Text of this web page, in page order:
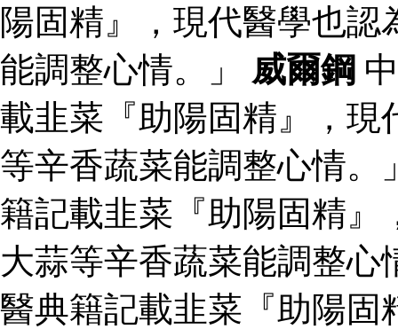
陽固精』，現代醫學也
能調整心情。」 威爾鋼
載韭菜『助陽固精』，現
等辛香蔬菜能調整心情。
籍記載韭菜『助陽固精』
大蒜等辛香蔬菜能調整
醫典籍記載韭菜『助陽固